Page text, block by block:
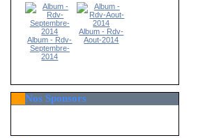
Album - Rdv-
Septembre-
2014
Album - Rdv-
Aout-2014
Nos Sponsors